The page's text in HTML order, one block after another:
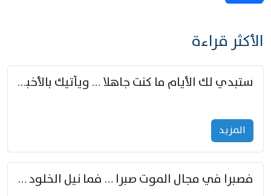
الأكثر قراءة
ستبدي لك الأيام ما كنت جاهلا … ويأتيك بالأخبار من لم تزوّد
المزید
فصبرا في مجال الموت صبرا … فما نيل الخلود بمستطاع